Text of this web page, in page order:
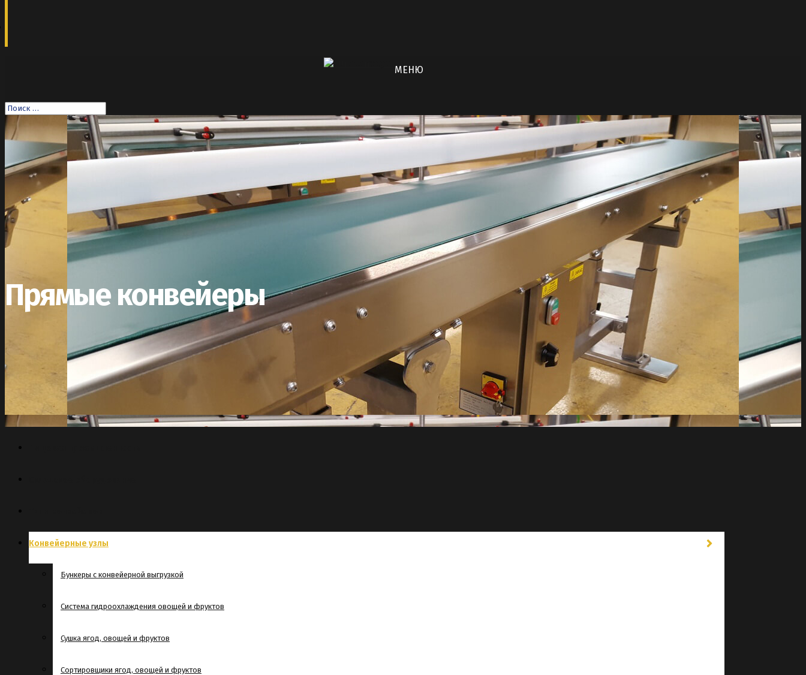
Прямые конвейеры
Конвейерные узлы
Бункеры с конвейерной выгрузкой
Система гидроохлаждения овощей и фруктов
Сушка ягод, овощей и фруктов
Сортировщики ягод, овощей и фруктов